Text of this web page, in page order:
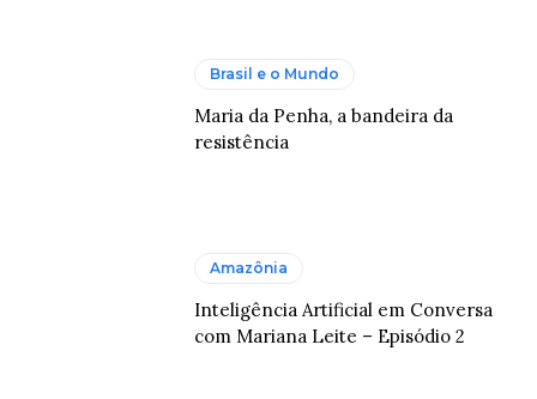
Brasil e o Mundo
Maria da Penha, a bandeira da
resistência
Amazônia
Inteligência Artificial em Conversa
com Mariana Leite – Episódio 2